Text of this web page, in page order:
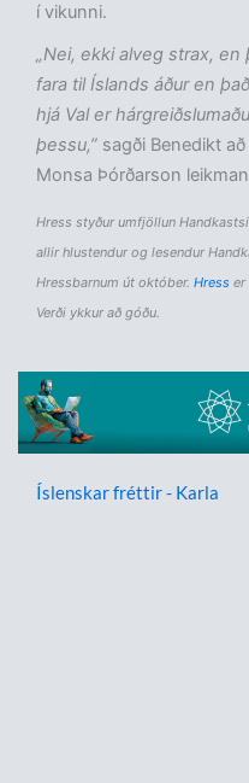
í vikunni.
„Nei, ekki alveg strax, en
fara til Íslands áður en
hjá Val er
þessu,” sagði Benedikt
Monsa Þórðarson
Hress styður umfjöllun
allir hlustendur og lesendur
Hressbarnum út október. Hress er
Verði ykkur að góðu.
Íslenskar fréttir - Karla